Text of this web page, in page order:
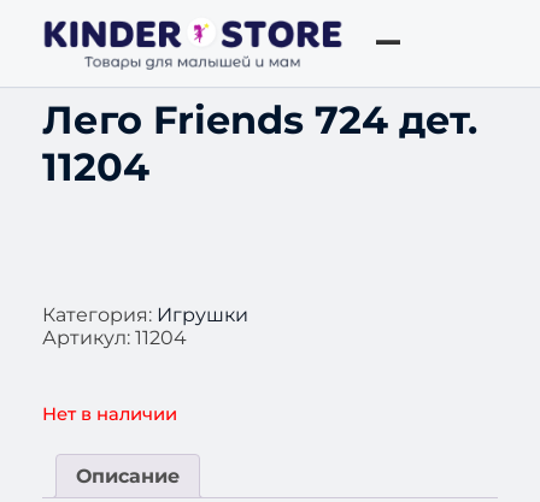
Лего Friends 724 дет.
11204
Категория: Игрушки
Артикул: 11204
Нет в наличии
Описание